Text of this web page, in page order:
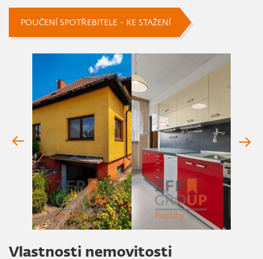
POUČENÍ SPOTŘEBITELE - KE STAŽENÍ
Vlastnosti nemovitosti